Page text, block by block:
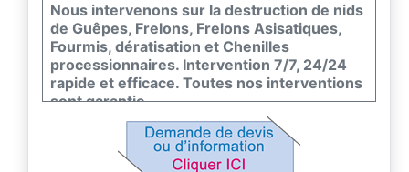
Nous intervenons sur la destruction de nids
de Guêpes, Frelons, Frelons Asisatiques,
Fourmis, dératisation et Chenilles
processionnaires. Intervention 7/7, 24/24
rapide et efficace. Toutes nos interventions
sont garantie.
Nous sommes agrée Certibiocide